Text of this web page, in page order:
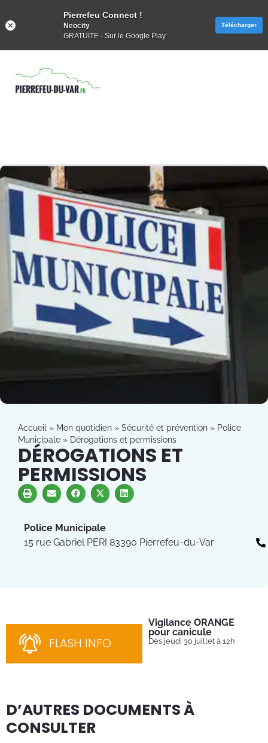
Accueil » Mon quotidien » Sécurité et prévention » Police
Municipale » Dérogations et permissions
DÉROGATIONS ET
PERMISSIONS
Police Municipale
15 rue Gabriel PERI 83390 Pierrefeu-du-Var
FLASH INFO
Vigilance ORANGE
pour canicule
Dès jeudi 30 juillet à 12h
D’AUTRES DOCUMENTS À
CONSULTER
Pierrefeu Connect !
Neocity
GRATUITE - Sur le Google Play
Télécharger